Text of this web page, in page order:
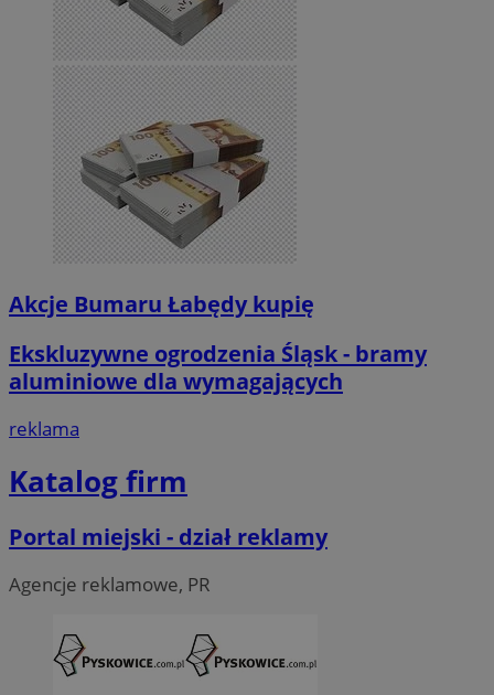
Akcje Bumaru Łabędy kupię
Ekskluzywne ogrodzenia Śląsk - bramy
aluminiowe dla wymagających
reklama
Katalog firm
Portal miejski - dział reklamy
Agencje reklamowe, PR